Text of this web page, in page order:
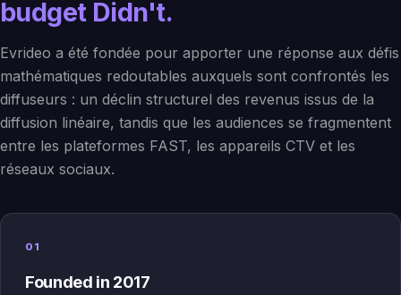
budget Didn't.
Evrideo a été fondée pour apporter une réponse aux défis
mathématiques redoutables auxquels sont confrontés les
diffuseurs : un déclin structurel des revenus issus de la
diffusion linéaire, tandis que les audiences se fragmentent
entre les plateformes FAST, les appareils CTV et les
réseaux sociaux.
01
Founded in 2017